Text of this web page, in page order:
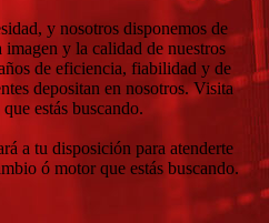
y nosotros disponemos de
y la calidad de nuestros
de eficiencia, fiabilidad y de
depositan en nosotros. Visita
estás buscando.
a tu disposición para atenderte
ó motor que estás buscando.